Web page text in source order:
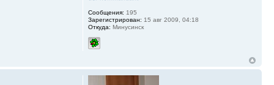
Сообщения: 195
Зарегистрирован: 15 авг 2009, 04:18
Откуда: Минусинск